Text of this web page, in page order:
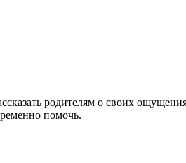
родителям о своих
помочь.